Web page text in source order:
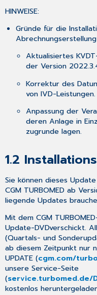
1.3
Neues
KVDT-
Prüfmodul
1.4
Aktualisierungen,
durch
das
Update
erfolgt
sind
die
nach
dem
Update
durchführen
müssen
1.6
CGM
SMART
UPDATE
1.7
HINWEISE:
Gründe für die
Aktualisiertes
der Version
Korrektur des
von IVD-Leistungen.
Anpassung der
deren Anlage in
zugrunde lagen.
1.2
Sie können dieses
CGM TURBOMED ab
liegende Updates
Mit demCGM
Update-DVDverschickt.
(Quartals- und
ab diesem Zeitpunktnur
UPDATE (cgm.com/
unsereService-Seite
(service.turbomed.de/
kostenlos